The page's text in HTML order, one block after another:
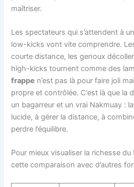
maîtriser.
Les spectateurs qui s’attendent à
low-kicks vont vite comprendre.
courte distance, les genoux
high-kicks tournent comme des
frappe n’est pas là pour faire joli
propre et contrôlée. C’est là que la
un bagarreur et un vrai Nakmuay :
lucide, à gérer la distance, à
perdre l’équilibre.
Pour mieux visualiser la richesse
cette comparaison avec d’autres